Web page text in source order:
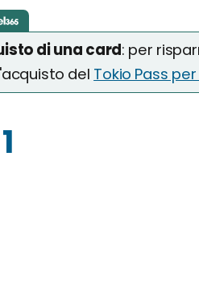
di una card: per
del Tokio Pass